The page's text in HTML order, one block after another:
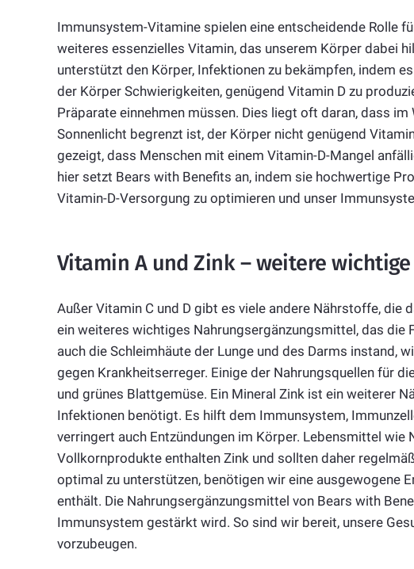
Immunsystem-Vitamine spielen eine entscheidende Rolle
weiteres essenzielles Vitamin, das unserem Körper dabei
unterstützt den Körper, Infektionen zu bekämpfen, indem
der Körper Schwierigkeiten, genügend Vitamin D zu
Präparate einnehmen müssen. Dies liegt oft daran, dass im
Sonnenlicht begrenzt ist, der Körper nicht genügend
gezeigt, dass Menschen mit einem Vitamin-D-Mangel
hier setzt Bears with Benefits an, indem sie hochwertige
Vitamin-D-Versorgung zu optimieren und unser
Vitamin A und Zink – weitere
Außer Vitamin C und D gibt es viele andere Nährstoffe,
ein weiteres wichtiges Nahrungsergänzungsmittel, das die
auch die Schleimhäute der Lunge und des Darms instand,
gegen Krankheitserreger. Einige der Nahrungsquellen für
und grünes Blattgemüse. Ein Mineral Zink ist ein weiterer
Infektionen benötigt. Es hilft dem Immunsystem,
verringert auch Entzündungen im Körper. Lebensmittel wie
Vollkornprodukte enthalten Zink und sollten daher
optimal zu unterstützen, benötigen wir eine ausgewogene
enthält. Die Nahrungsergänzungsmittel von Bears with
Immunsystem gestärkt wird. So sind wir bereit, unsere
vorzubeugen.